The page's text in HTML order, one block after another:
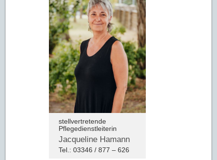
stellvertretende
Pflegedienstleiterin
Jacqueline Hamann
Tel.: 03346 / 877 – 626